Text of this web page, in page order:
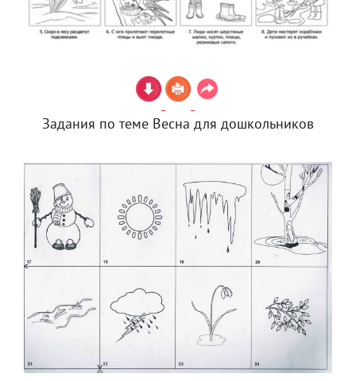
Задания по теме Весна для дошкольников